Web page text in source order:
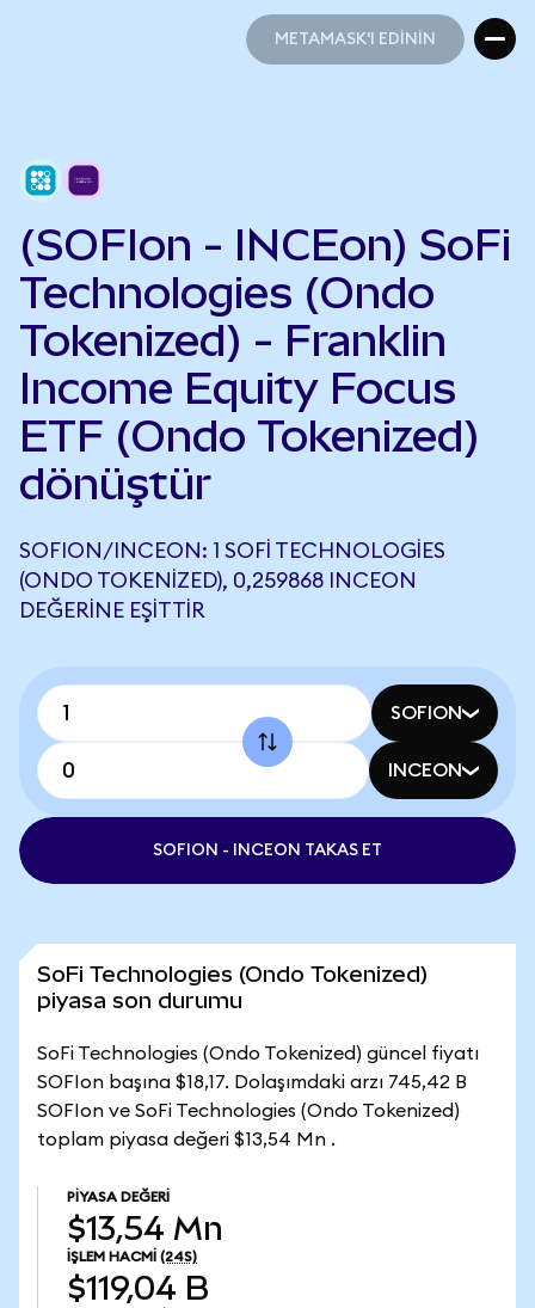
METAMASK'I EDİNİN
(SOFIon - INCEon) SoFi
Technologies (Ondo
Tokenized) - Franklin
Income Equity Focus
ETF (Ondo Tokenized)
dönüştür
SOFION/INCEON: 1 SOFI TECHNOLOGIES
(ONDO TOKENIZED), 0,259868 INCEON
DEĞERINE EŞITTIR
SOFION
INCEON
SOFION - INCEON TAKAS ET
SoFi Technologies (Ondo Tokenized)
piyasa son durumu
SoFi Technologies (Ondo Tokenized) güncel fiyatı
SOFIon başına $18,17. Dolaşımdaki arzı 745,42 B
SOFIon ve SoFi Technologies (Ondo Tokenized)
toplam piyasa değeri $13,54 Mn .
PIYASA DEĞERI
$13,54 Mn
İŞLEM HACMI (24S)
$119,04 B